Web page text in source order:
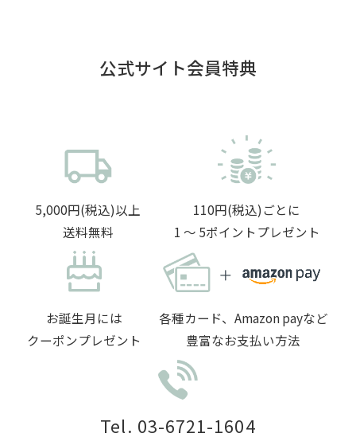
公式サイト会員特典
5,000円(税込)以上
送料無料
110円(税込)ごとに
1 〜 5ポイントプレゼント
お誕生月には
クーポンプレゼント
各種カード、Amazon payなど
豊富なお支払い方法
Tel. 03-6721-1604